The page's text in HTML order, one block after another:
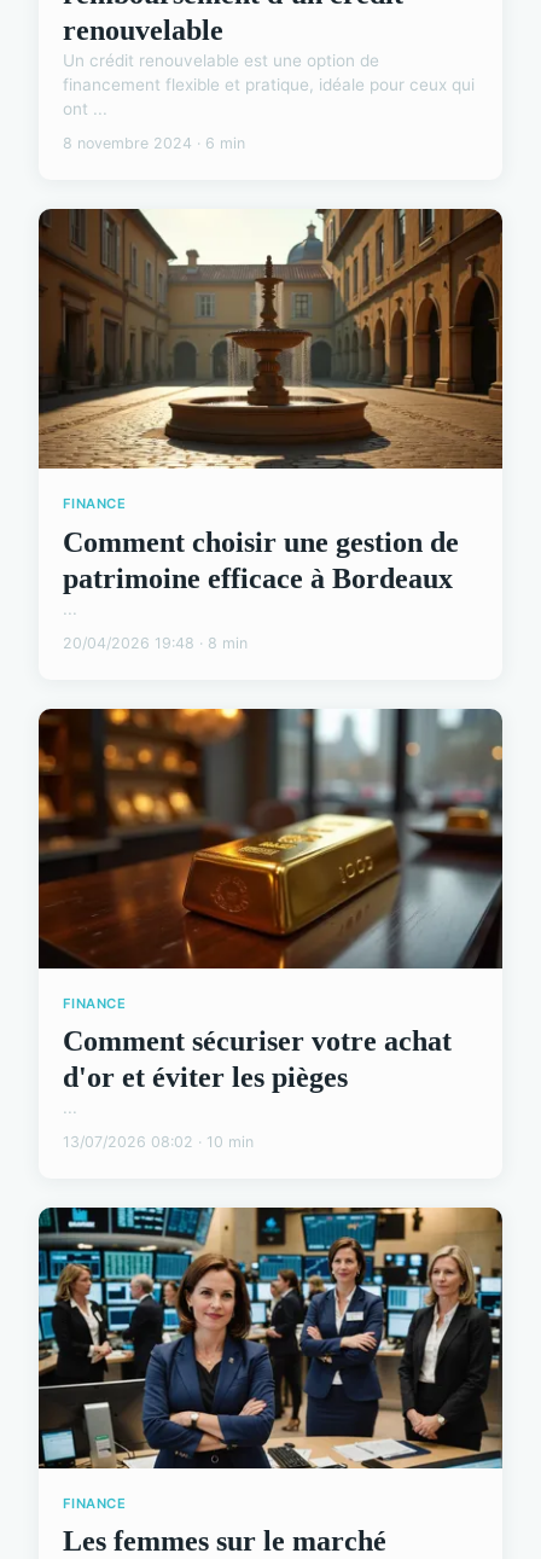
renouvelable
Un crédit renouvelable est une option de
financement flexible et pratique, idéale pour ceux qui
ont ...
8 novembre 2024 · 6 min
FINANCE
Comment choisir une gestion de
patrimoine efficace à Bordeaux
...
20/04/2026 19:48 · 8 min
FINANCE
Comment sécuriser votre achat
d'or et éviter les pièges
...
13/07/2026 08:02 · 10 min
FINANCE
Les femmes sur le marché